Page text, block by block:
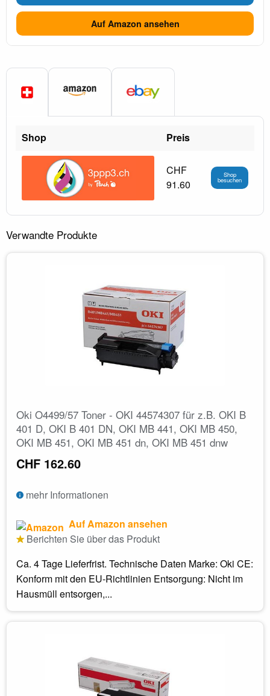
Auf Amazon ansehen
Shop Preis
CHF
91.60
Shop
besuchen
Verwandte Produkte
Oki O4499/57 Toner - OKI 44574307 für z.B. OKI B
401 D, OKI B 401 DN, OKI MB 441, OKI MB 450,
OKI MB 451, OKI MB 451 dn, OKI MB 451 dnw
CHF 162.60
mehr Informationen
Auf Amazon ansehen
Berichten Sie über das Produkt
Ca. 4 Tage Lieferfrist. Technische Daten Marke: Oki CE:
Konform mit den EU-Richtlinien Entsorgung: Nicht im
Hausmüll entsorgen,...